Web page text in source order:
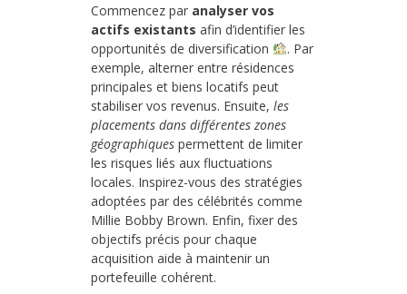
Commencez par analyser vos
actifs existants afin d’identifier les
opportunités de diversification
. Par
exemple, alterner entre résidences
principales et biens locatifs peut
stabiliser vos revenus. Ensuite, les
placements dans différentes zones
géographiques permettent de limiter
les risques liés aux fluctuations
locales. Inspirez-vous des stratégies
adoptées par des célébrités comme
Millie Bobby Brown. Enfin, fixer des
objectifs précis pour chaque
acquisition aide à maintenir un
portefeuille cohérent.